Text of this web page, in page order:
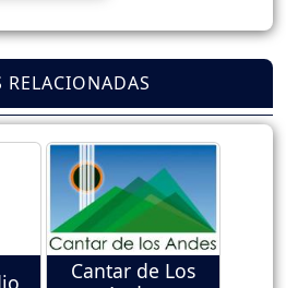
RELACIONADAS
Cantar de Los